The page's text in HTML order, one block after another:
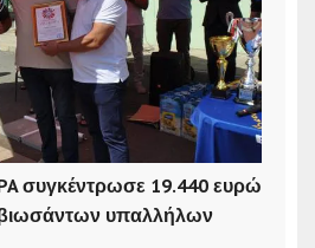
συγκέντρωσε 19.440 ευρώ
υπαλλήλων